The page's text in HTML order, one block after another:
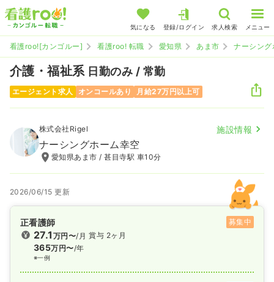
気になる 登録/ログイン 求人検索 メニュー
看護roo![カンゴルー] 看護roo! 転職 愛知県 あま市 ナーシン
介護・福祉系 日勤のみ / 常勤
エージェント求人 オンコールあり 月給27万円以上可
株式会社Rigel 施設情報
ナーシングホーム幸空
愛知県あま市 / 甚目寺駅 車10分
2026/06/15 更新
正看護師 募集中
27.1 万円〜/月
365万円〜/年
※一例
賞与 2ヶ月